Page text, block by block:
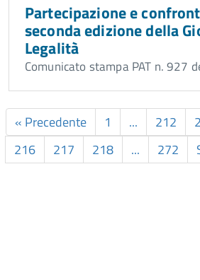
Partecipazione e
seconda edizione della
Legalità
Comunicato stampa PAT n. 927
« Precedente 1 ... 212
216
217 218 ... 272